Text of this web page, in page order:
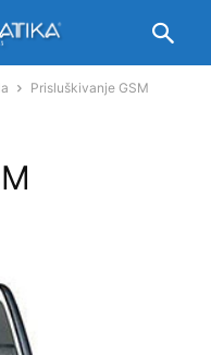
Prisluškivanje GSM